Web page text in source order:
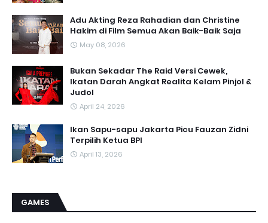
Adu Akting Reza Rahadian dan Christine
Hakim di Film Semua Akan Baik-Baik Saja
May 08, 2026
Bukan Sekadar The Raid Versi Cewek,
Ikatan Darah Angkat Realita Kelam Pinjol &
Judol
April 24, 2026
Ikan Sapu-sapu Jakarta Picu Fauzan Zidni
Terpilih Ketua BPI
April 13, 2026
GAMES